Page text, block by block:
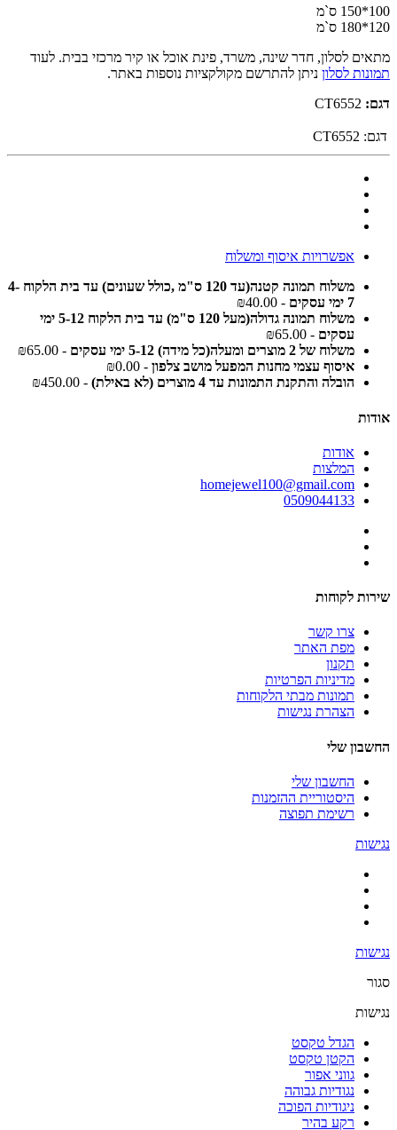
100*150 ס`מ
120*180 ס`מ
מתאים לסלון, חדר שינה, משרד, פינת אוכל או קיר מרכזי בבית. לעוד
תמונות לסלון ניתן להתרשם מקולקציות נוספות באתר.
דגם:
דגם: CT6552
אפשרויות איסוף ומשלוח
משלוח תמונה קטנה(עד 120 ס"מ ,כולל שעונים) עד בית הלקוח 4-
7 ימי עסקים
- ₪40.00
משלוח תמונה גדולה(מעל 120 ס"מ) עד בית הלקוח 5-12 ימי
עסקים - ₪65.00
משלוח של 2 מוצרים ומעלה(כל מידה) 5-12 ימי עסקים
- ₪65.00
איסוף עצמי מחנות המפעל מושב צלפון - ₪0.00
הובלה והתקנת התמונות עד 4 מוצרים (לא באילת)
- ₪450.00
אודות
אודות
המלצות
homejewel100@gmail.com
0509044133
שירות לקוחות
צרו קשר
מפת האתר
תקנון
מדיניות הפרטיות
תמונות מבתי הלקוחות
הצהרת נגישות
החשבון שלי
החשבון שלי
היסטוריית ההזמנות
רשימת תפוצה
נגישות
נגישות
סגור
נגישות
הגדל טקסט
הקטן טקסט
גווני אפור
נגודיות גבוהה
ניגודיות הפוכה
רקע בהיר